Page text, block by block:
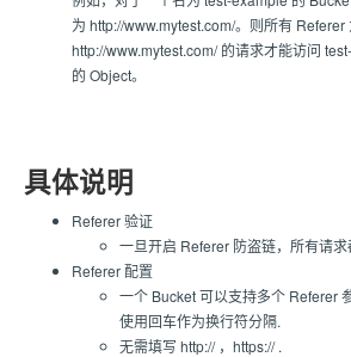
为 http://www.mytest.com/。则所有 Referer
http://www.mytest.com/ 的请求才能访问
的 Object。
具体说明
Referer 验证
一旦开启 Referer 防盗链，所有请求
Referer 配置
一个 Bucket 可以支持多个 Referer
使用回车作为换行符分隔.
无需填写 http:// ，https:// .